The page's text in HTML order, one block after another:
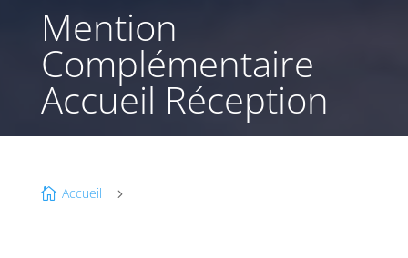
Mention
Complémentaire
Accueil Réception
 Accueil 5